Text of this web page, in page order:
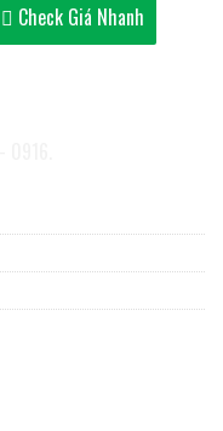
Check Giá Nhanh